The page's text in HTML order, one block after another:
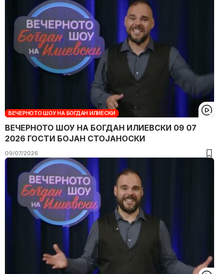
ВЕЧЕРНОТО ШОУ НА БОГДАН ИЛИЕСКИ
ВЕЧЕРНОТО ШОУ НА БОГДАН ИЛИЕВСКИ 09 07
2026 ГОСТИ БОЈАН СТОЈАНОСКИ
09/07/2026